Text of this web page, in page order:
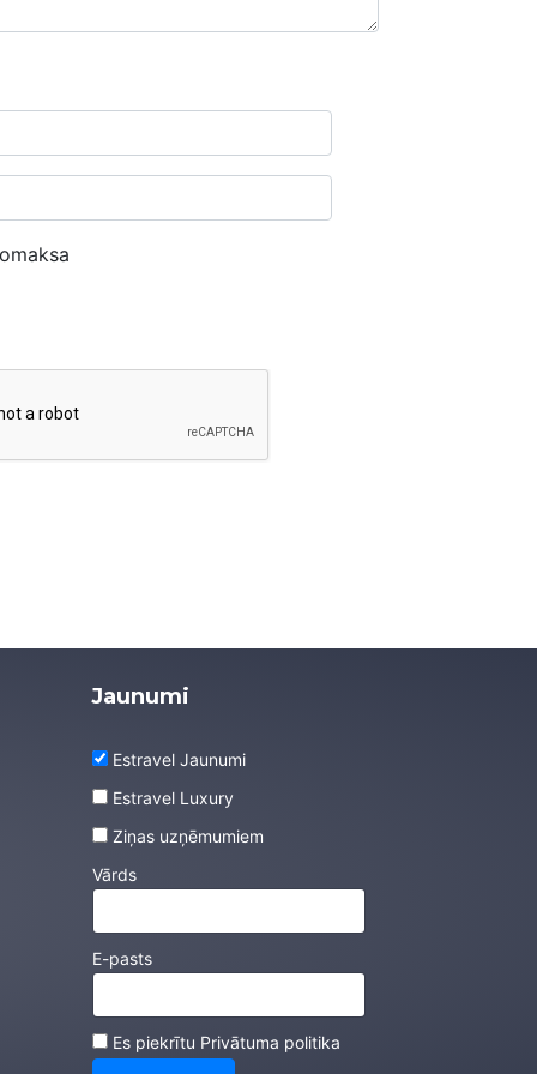
Jaunumi
Estravel Jaunumi
Estravel Luxury
Ziņas uzņēmumiem
Vārds
E-pasts
Es piekrītu Privātuma politika